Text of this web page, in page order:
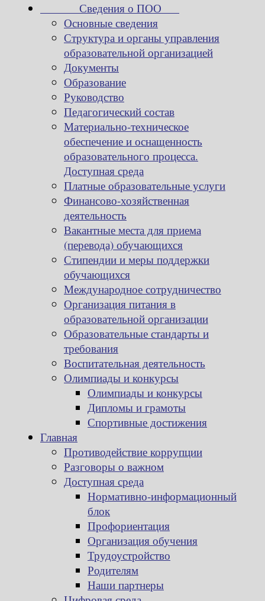
Сведения о ПОО
Основные сведения
Структура и органы управления
образовательной организацией
Документы
Образование
Руководство
Педагогический состав
Материально-техническое
обеспечение и оснащенность
образовательного процесса.
Доступная среда
Платные образовательные услуги
Финансово-хозяйственная
деятельность
Вакантные места для приема
(перевода) обучающихся
Стипендии и меры поддержки
обучающихся
Международное сотрудничество
Организация питания в
образовательной организации
Образовательные стандарты и
требования
Воспитательная деятельность
Олимпиады и конкурсы
Олимпиады и конкурсы
Дипломы и грамоты
Спортивные достижения
Главная
Противодействие коррупции
Разговоры о важном
Доступная среда
Нормативно-информационный
блок
Профориентация
Организация обучения
Трудоустройство
Родителям
Наши партнеры